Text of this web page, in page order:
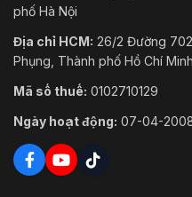
phố Hà Nội
Địa chỉ HCM: 26/2 Đường
Phụng, Thành phố Hồ Chí Minh
Mã số thuế: 0102710129
Ngày hoạt động: 07-04-